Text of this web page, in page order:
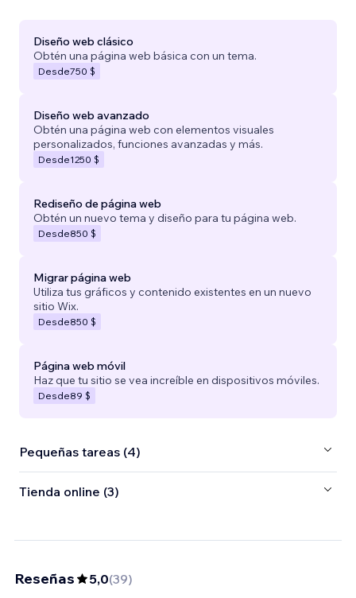
Diseño web clásico
Obtén una página web básica con un tema.
Desde750 $
Diseño web avanzado
Obtén una página web con elementos visuales
personalizados, funciones avanzadas y más.
Desde1250 $
Rediseño de página web
Obtén un nuevo tema y diseño para tu página web.
Desde850 $
Migrar página web
Utiliza tus gráficos y contenido existentes en un nuevo
sitio Wix.
Desde850 $
Página web móvil
Haz que tu sitio se vea increíble en dispositivos móviles.
Desde89 $
Pequeñas tareas (4)
Tienda online (3)
Reseñas 5,0(39)